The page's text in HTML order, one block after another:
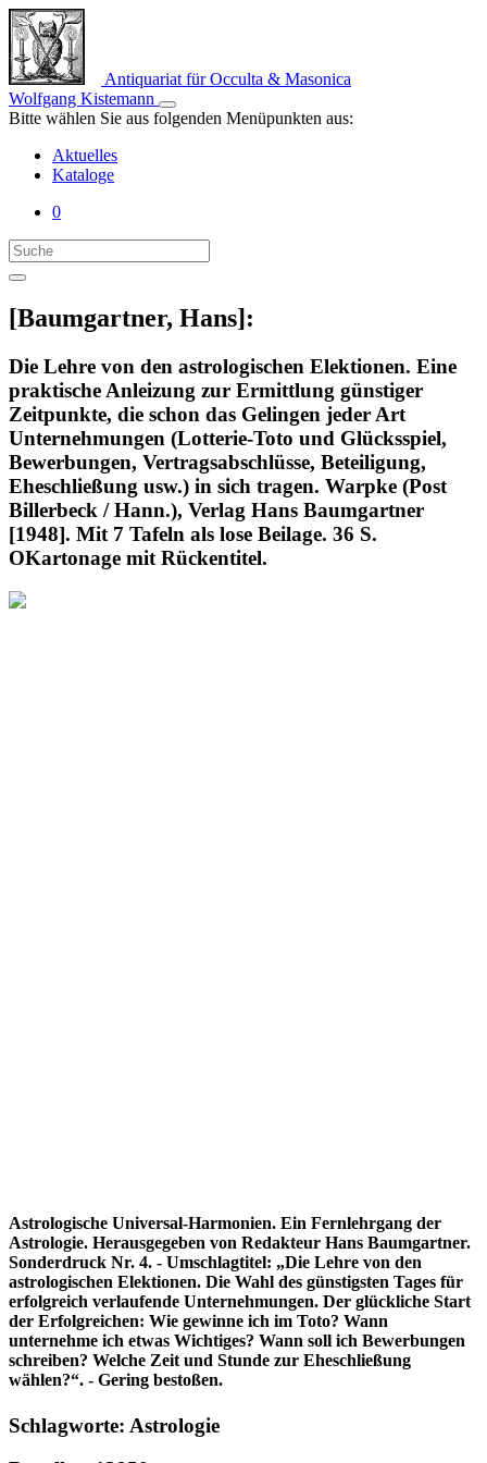
Antiquariat für Occulta & Masonica
Wolfgang Kistemann
Bitte wählen Sie aus folgenden Menüpunkten aus:
Aktuelles
Kataloge
0
[Baumgartner, Hans]:
Die Lehre von den astrologischen Elektionen. Eine
praktische Anleizung zur Ermittlung günstiger
Zeitpunkte, die schon das Gelingen jeder Art
Unternehmungen (Lotterie-Toto und Glücksspiel,
Bewerbungen, Vertragsabschlüsse, Beteiligung,
Eheschließung usw.) in sich tragen. Warpke (Post
Billerbeck / Hann.), Verlag Hans Baumgartner
[1948]. Mit 7 Tafeln als lose Beilage. 36 S.
OKartonage mit Rückentitel.
Astrologische Universal-Harmonien. Ein Fernlehrgang der
Astrologie. Herausgegeben von Redakteur Hans Baumgartner.
Sonderdruck Nr. 4. - Umschlagtitel: „Die Lehre von den
astrologischen Elektionen. Die Wahl des günstigsten Tages für
erfolgreich verlaufende Unternehmungen. Der glückliche Start
der Erfolgreichen: Wie gewinne ich im Toto? Wann
unternehme ich etwas Wichtiges? Wann soll ich Bewerbungen
schreiben? Welche Zeit und Stunde zur Eheschließung
wählen?“. - Gering bestoßen.
Schlagworte: Astrologie